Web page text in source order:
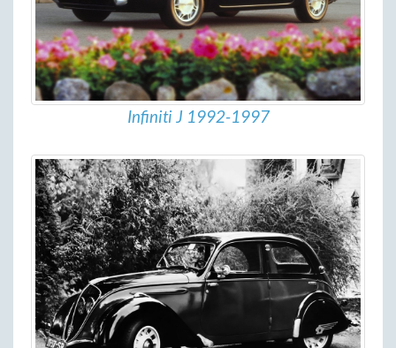
Infiniti J 1992-1997